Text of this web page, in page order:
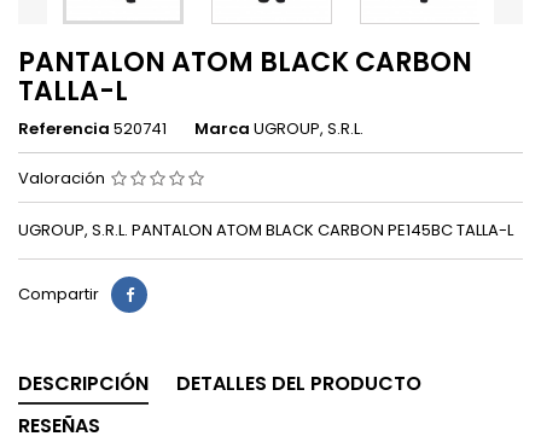
PANTALON ATOM BLACK CARBON
TALLA-L
Referencia 520741 Marca UGROUP, S.R.L.
Valoración
UGROUP, S.R.L. PANTALON ATOM BLACK CARBON PE145BC TALLA-L
Compartir
DESCRIPCIÓN
DETALLES DEL PRODUCTO
RESEÑAS